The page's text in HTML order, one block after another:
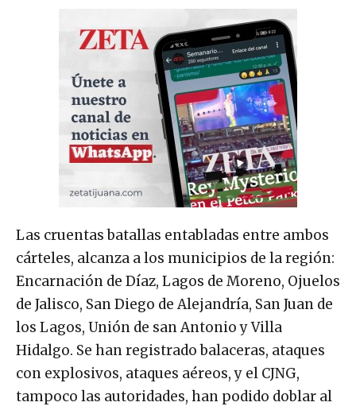
Las cruentas batallas entabladas entre ambos
cárteles, alcanza a los municipios de la región:
Encarnación de Díaz, Lagos de Moreno, Ojuelos
de Jalisco, San Diego de Alejandría, San Juan de
los Lagos, Unión de san Antonio y Villa
Hidalgo. Se han registrado balaceras, ataques
con explosivos, ataques aéreos, y el CJNG,
tampoco las autoridades, han podido doblar al